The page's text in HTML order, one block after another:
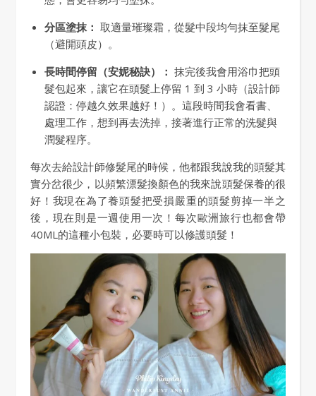
分區塗抹： 取適量璀璨霜，從髮中段均勻抹至髮尾
（避開頭皮）。
長時間停留（安妮秘訣）： 抹完後我會用浴巾把頭
髮包起來，讓它在頭髮上停留 1 到 3 小時（設計師
認證：停越久效果越好！）。這段時間我會看書、
處理工作，想到再去洗掉，接著進行正常的洗髮與
潤髮程序。
每次去給設計師修髮尾的時候，他都跟我說我的頭髮其
實分岔很少，以頻繁漂髮換顏色的我來說頭髮保養的很
好！我現在為了養頭髮把受損嚴重的頭髮剪掉一半之
後，現在則是一週使用一次！每次歐洲旅行也都會帶
40ML的這種小包裝，必要時可以修護頭髮！